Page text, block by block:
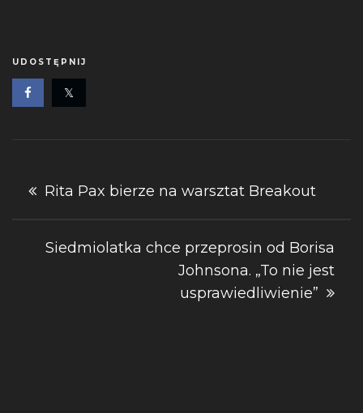
UDOSTĘPNIJ
Nawigacja
Rita Pax bierze na warsztat Breakout
Siedmiolatka chce przeprosin od Borisa
Johnsona. „To nie jest
usprawiedliwienie”